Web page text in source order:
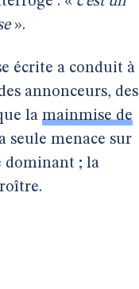
».
écrite a conduit à
annonceurs, des
la mainmise de
seule menace sur
dominant ; la